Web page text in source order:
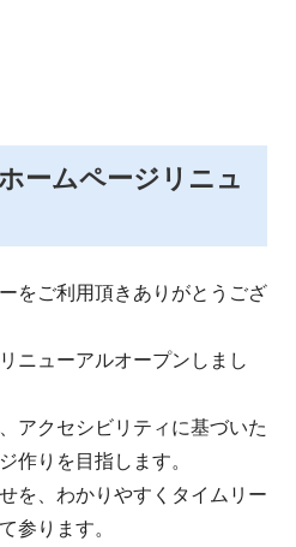
ームページリニュ
をご利用頂きありがとうござ
ニューアルオープンしまし
アクセシビリティに基づいた
作りを目指します。
を、わかりやすくタイムリー
参ります。